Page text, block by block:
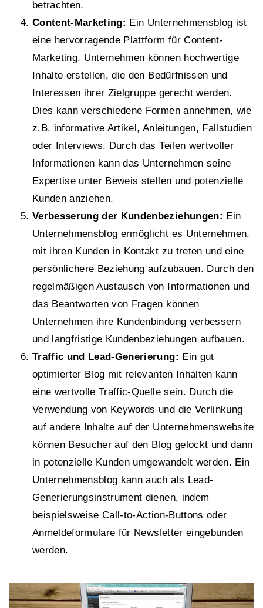
betrachten.
Content-Marketing: Ein Unternehmensblog ist
eine hervorragende Plattform für Content-
Marketing. Unternehmen können hochwertige
Inhalte erstellen, die den Bedürfnissen und
Interessen ihrer Zielgruppe gerecht werden.
Dies kann verschiedene Formen annehmen, wie
z.B. informative Artikel, Anleitungen, Fallstudien
oder Interviews. Durch das Teilen wertvoller
Informationen kann das Unternehmen seine
Expertise unter Beweis stellen und potenzielle
Kunden anziehen.
Verbesserung der Kundenbeziehungen: Ein
Unternehmensblog ermöglicht es Unternehmen,
mit ihren Kunden in Kontakt zu treten und eine
persönlichere Beziehung aufzubauen. Durch den
regelmäßigen Austausch von Informationen und
das Beantworten von Fragen können
Unternehmen ihre Kundenbindung verbessern
und langfristige Kundenbeziehungen aufbauen.
Traffic und Lead-Generierung: Ein gut
optimierter Blog mit relevanten Inhalten kann
eine wertvolle Traffic-Quelle sein. Durch die
Verwendung von Keywords und die Verlinkung
auf andere Inhalte auf der Unternehmenswebsite
können Besucher auf den Blog gelockt und dann
in potenzielle Kunden umgewandelt werden. Ein
Unternehmensblog kann auch als Lead-
Generierungsinstrument dienen, indem
beispielsweise Call-to-Action-Buttons oder
Anmeldeformulare für Newsletter eingebunden
werden.